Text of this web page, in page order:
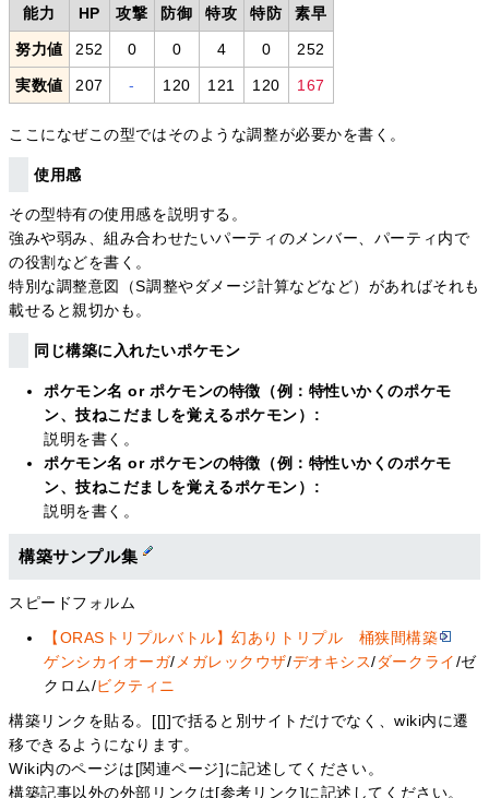
能力 HP 攻撃 防御 特攻 特防 素早
努力値 252 0 0 4 0 252
実数値 207 - 120 121 120 167
ここになぜこの型ではそのような調整が必要かを書く。
使用感
その型特有の使用感を説明する。
強みや弱み、組み合わせたいパーティのメンバー、パーティ内で
の役割などを書く。
特別な調整意図（S調整やダメージ計算などなど）があればそれも
載せると親切かも。
同じ構築に入れたいポケモン
ポケモン名 or ポケモンの特徴（例：特性いかくのポケモ
ン、技ねこだましを覚えるポケモン）:
説明を書く。
ポケモン名 or ポケモンの特徴（例：特性いかくのポケモ
ン、技ねこだましを覚えるポケモン）:
説明を書く。
構築サンプル集
スピードフォルム
【ORASトリプルバトル】幻ありトリプル 桶狭間構築
ゲンシカイオーガ/ メガレックウザ/デオキシス/ダークライ/ゼ
クロム/ビクティニ
構築リンクを貼る。[[]]で括ると別サイトだけでなく、wiki内に遷
移できるようになります。
Wiki内のページは[関連ページ]に記述してください。
構築記事以外の外部リンクは[参考リンク]に記述してください。